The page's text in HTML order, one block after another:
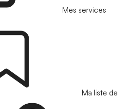
Mes services
Ma liste de